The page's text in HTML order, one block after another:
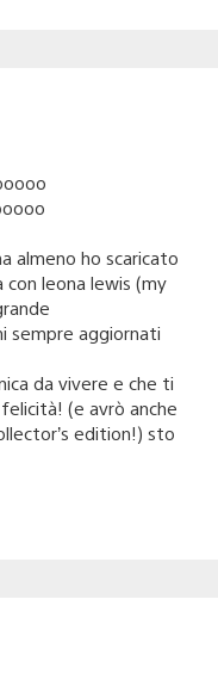
almeno ho scaricato
leona lewis (my
sempre aggiornati
da vivere e che ti
(e avrò anche
edition!) sto